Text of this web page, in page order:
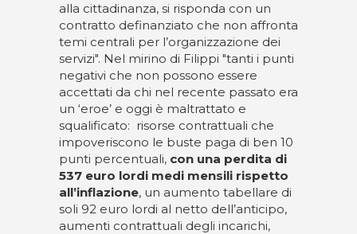
alla cittadinanza, si risponda con un
contratto definanziato che non affronta
temi centrali per l’organizzazione dei
servizi". Nel mirino di Filippi "tanti i punti
negativi che non possono essere
accettati da chi nel recente passato era
un ‘eroe’ e oggi è maltrattato e
squalificato: risorse contrattuali che
impoveriscono le buste paga di ben 10
punti percentuali, con una perdita di
537 euro lordi medi mensili rispetto
all’inflazione, un aumento tabellare di
soli 92 euro lordi al netto dell’anticipo,
aumenti contrattuali degli incarichi,